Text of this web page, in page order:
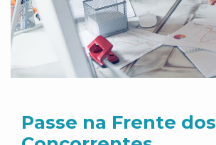
Passe na Frente dos